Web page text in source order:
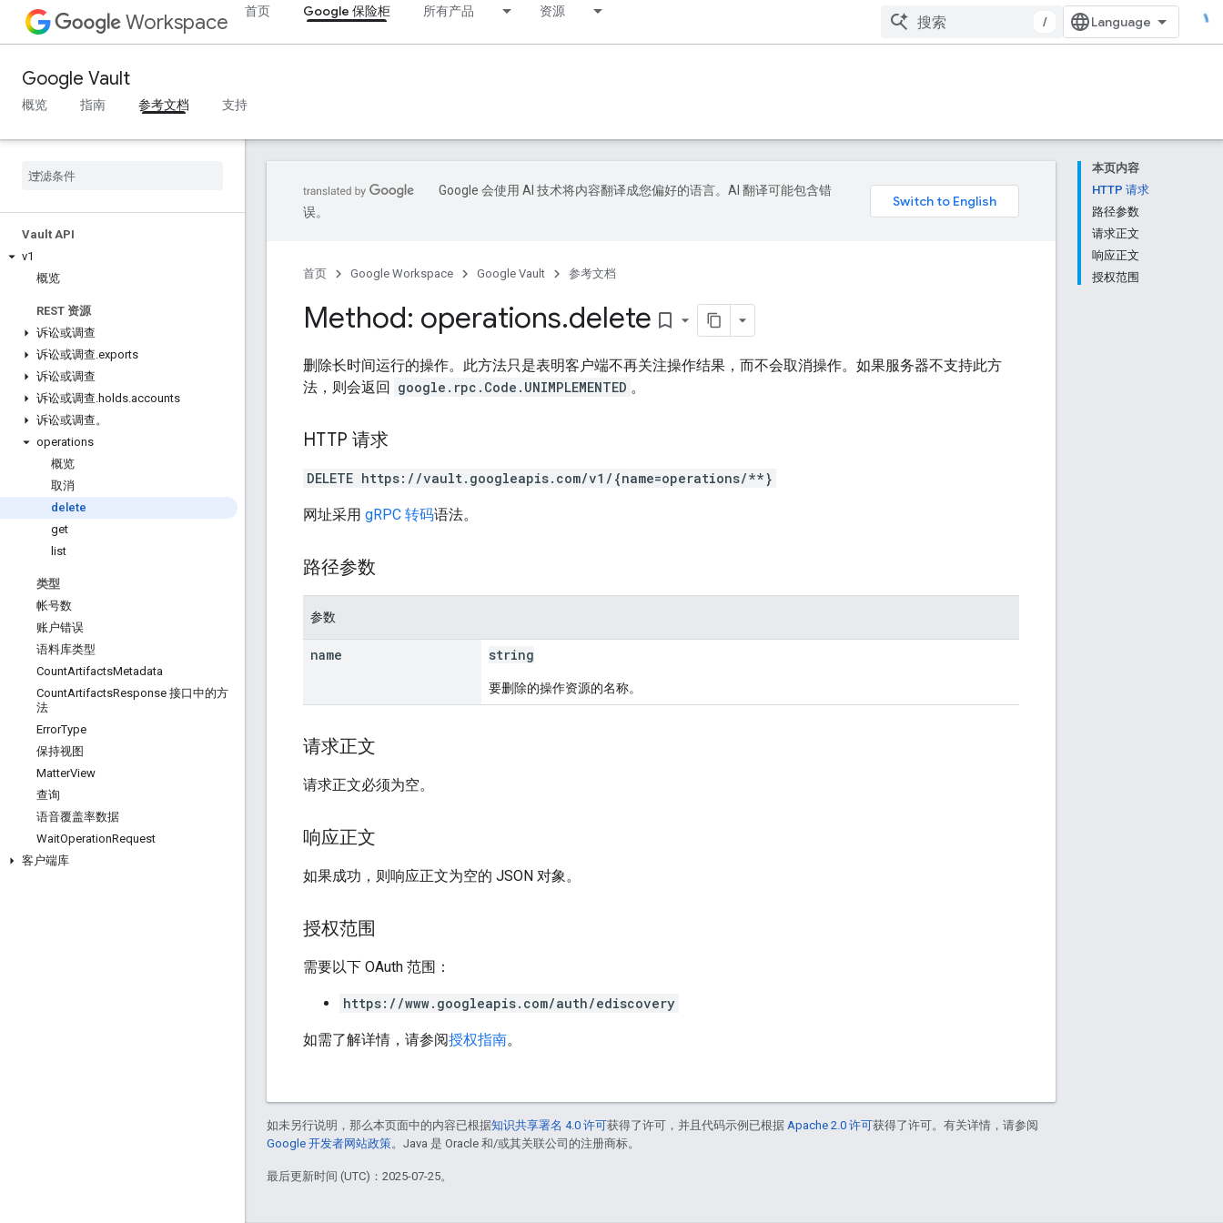
Workspace 首页 Google 保险柜 所有产品 资源
/
Google Vault
概览 指南 参考文档 支持
Vault API
v1
概览
REST 资源
诉讼或调查
诉讼或调查.exports
诉讼或调查
诉讼或调查.holds.accounts
诉讼或调查。
operations
概览
取消
delete
get
list
类型
帐号数
账户错误
语料库类型
CountArtifactsMetadata
CountArtifactsResponse 接口中的方
法
ErrorType
保持视图
MatterView
查询
语音覆盖率数据
WaitOperationRequest
客户端库
本页内容
HTTP 请求
路径参数
请求正文
响应正文
授权范围
Google 会使用 AI 技术将内容翻译成您偏好的语言。AI 翻译可能包含错
误。
首页 Google Workspace Google Vault 参考文档
Method: operations.delete bookmark_border
删除长时间运行的操作。此方法只是表明客户端不再关注操作结果，而不会取消操作。如果服务器不支持此方
法，则会返回 google.rpc.Code.UNIMPLEMENTED 。
HTTP 请求
DELETE https://vault.googleapis.com/v1/{name=operations/**}
网址采用 gRPC 转码语法。
路径参数
参数
name string
要删除的操作资源的名称。
请求正文
请求正文必须为空。
响应正文
如果成功，则响应正文为空的 JSON 对象。
授权范围
需要以下 OAuth 范围：
https://www.googleapis.com/auth/ediscovery
如需了解详情，请参阅授权指南。
如未另行说明，那么本页面中的内容已根据知识共享署名 4.0 许可获得了许可，并且代码示例已根据 Apache 2.0 许可获得了许可。有关详情，请参阅
Google 开发者网站政策。Java 是 Oracle 和/或其关联公司的注册商标。
最后更新时间 (UTC)：2025-07-25。